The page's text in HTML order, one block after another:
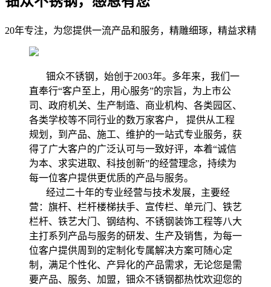
20年专注，为您提供一流产品和服务，精雕细琢，精益求精
钿众不锈钢，始创于2003年。多年来，我们一
直奉行“客户至上，用心服务”的宗旨，为上市公
司、政府机关、生产制造、商业机构、各类园区、
各类学校等不同行业的数万家客户， 提供从工程
规划，到产品、施工、维护的一站式专业服务，获
得了广大客户的广泛认可与一致好评，本着“诚信
为本、求实进取、科技创新”的经营理念，持续为
每一位客户提供更优质的产品与服务。
经过二十年的专业经营与技术发展，主要经
营：旗杆、栏杆楼梯扶手、宣传栏、单元门、铁艺
栏杆、铁艺大门、钢结构、不锈钢装饰工程等八大
主打系列产品与服务的研发、生产及销售，为每一
位客户提供周到的定制化专属解决方案可随心定
制，满足个性化、产异化的产品需求，无论您是需
要产品、服务、加盟，钿众不锈钢都热忱欢迎您的